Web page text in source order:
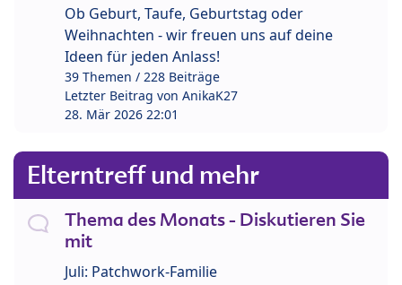
Ob Geburt, Taufe, Geburtstag oder
Weihnachten - wir freuen uns auf deine
Ideen für jeden Anlass!
39 Themen / 228 Beiträge
Letzter Beitrag von AnikaK27
28. Mär 2026 22:01
Elterntreff und mehr
Thema des Monats - Diskutieren Sie
mit
Juli: Patchwork-Familie